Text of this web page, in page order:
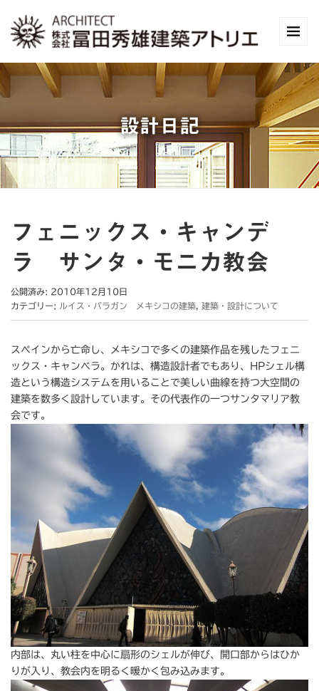
設計日記
フェニックス・キャンデ
ラ サンタ・モニカ教会
公開済み: 2010年12月10日
カテゴリー: ルイス・バラガン メキシコの建築 建築・設計について
スペインから亡命し、メキシコで多くの建築作品を残したフェニ
ックス・キャンベラ。かれは、構造設計者でもあり、HPシェル構
造という構造システムを用いることで美しい曲線を持つ大空間の
建築を数多く設計しています。その代表作の一つサンタマリア教
会です。
内部は、丸い柱を中心に扇形のシェルが伸び、開口部からはひか
りが入り、教会内を明るく暖かく包み込みます。